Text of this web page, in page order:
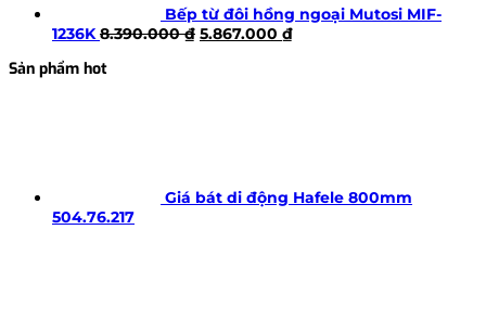
Bếp từ đôi hồng ngoại Mutosi MIF-
1236K 8.390.000₫ Giá
5.867.000 ₫Giá
Sản phẩm hot
Giá bát di động Hafele 800mm
504.76.217